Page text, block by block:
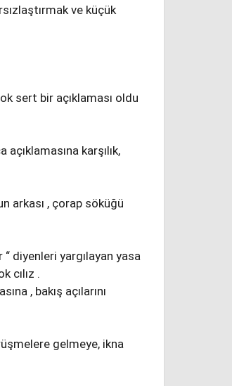
ve küçük
sert bir açıklaması oldu
karşılık,
arkası , çorap söküğü
“ diyenleri yargılayan yasa
cılız .
, bakış açılarını
gelmeye, ikna